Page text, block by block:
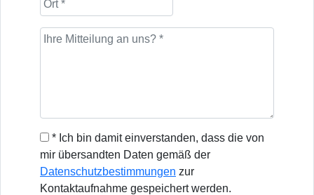
* Ich bin damit einverstanden, dass die von
mir übersandten Daten gemäß der
Datenschutzbestimmungen zur
Kontaktaufnahme gespeichert werden.